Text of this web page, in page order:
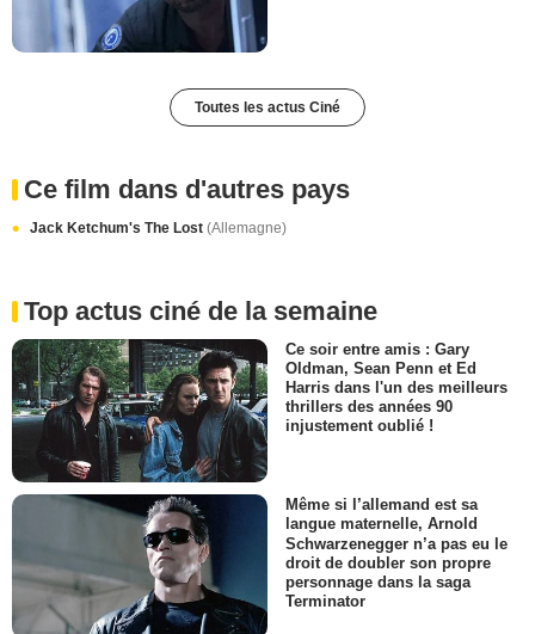
Toutes les actus Ciné
Ce film dans d'autres pays
Jack Ketchum's The Lost (Allemagne)
Top actus ciné de la semaine
Ce soir entre amis : Gary
Oldman, Sean Penn et Ed
Harris dans l'un des meilleurs
thrillers des années 90
injustement oublié !
Même si l’allemand est sa
langue maternelle, Arnold
Schwarzenegger n’a pas eu le
droit de doubler son propre
personnage dans la saga
Terminator